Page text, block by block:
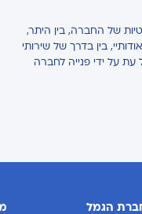
של החברה, בין היתר,
בין בדרך של שירותי
עת על ידי פנייה לחברה
חברת הגמל